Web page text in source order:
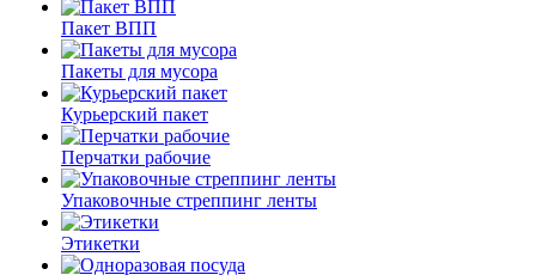
Пакет ВПП
Пакеты для мусора
Курьерский пакет
Перчатки рабочие
Упаковочные стреппинг ленты
Этикетки